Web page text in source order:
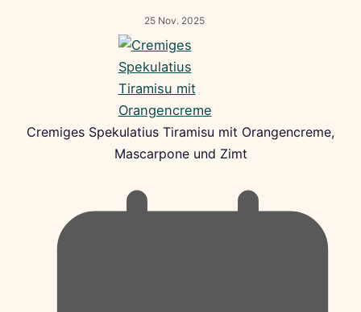
25 Nov. 2025
Cremiges Spekulatius Tiramisu mit Orangencreme,
Mascarpone und Zimt